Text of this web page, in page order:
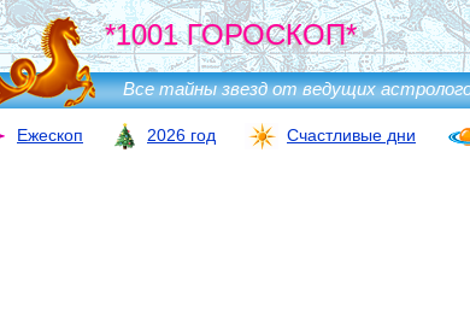
*1001 ГОРОСКОП*
Все тайны звезд от ведущих
Ежескоп 2026 год Счастливые дни